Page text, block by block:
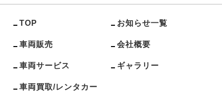
TOP お知らせ一覧
車両販売 会社概要
車両サービス ギャラリー
車両買取/レンタカー